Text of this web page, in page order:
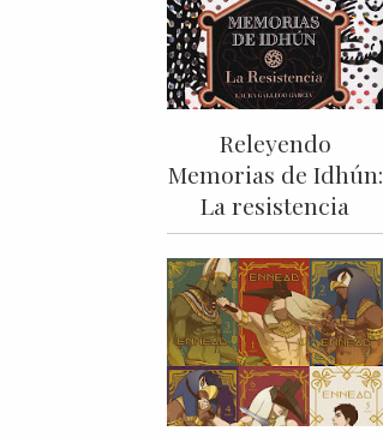
Releyendo
Memorias de Idhún:
La resistencia